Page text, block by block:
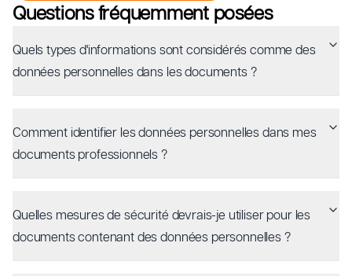
Questions fréquemment posées
Quels types d'informations sont considérés comme des
données personnelles dans les documents ?
Comment identifier les données personnelles dans mes
documents professionnels ?
Quelles mesures de sécurité devrais-je utiliser pour les
documents contenant des données personnelles ?